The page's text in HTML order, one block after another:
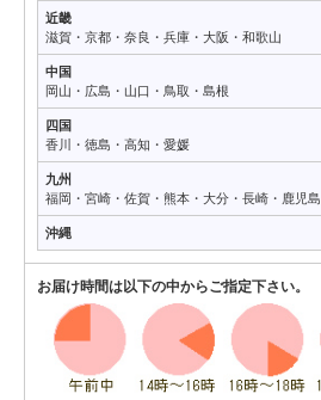
近畿
滋賀・京都・奈良・兵庫・大阪・和歌山
中国
岡山・広島・山口・鳥取・島根
四国
香川・徳島・高知・愛媛
九州
福岡・宮崎・佐賀・熊本・大分・長崎・鹿児島
沖縄
お届け時間は以下の中からご指定下さい。